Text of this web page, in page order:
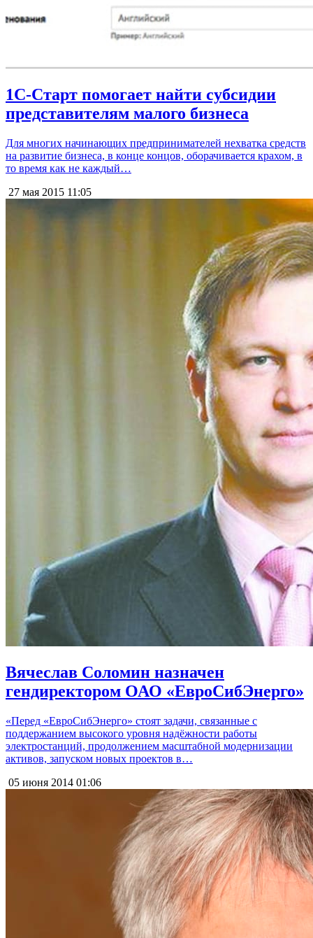
1С-Старт помогает найти субсидии
представителям малого бизнеса
Для многих начинающих предпринимателей нехватка средств
на развитие бизнеса, в конце концов, оборачивается крахом, в
то время как не каждый…
27 мая 2015 11:05
Вячеслав Соломин назначен
гендиректором ОАО «ЕвроСибЭнерго»
«Перед «ЕвроСибЭнерго» стоят задачи, связанные с
поддержанием высокого уровня надёжности работы
электростанций, продолжением масштабной модернизации
активов, запуском новых проектов в…
05 июня 2014 01:06